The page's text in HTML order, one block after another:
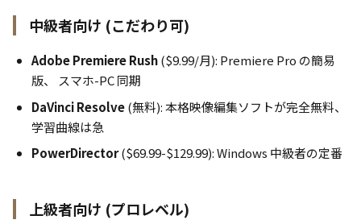
中級者向け (こだわり可)
Adobe Premiere Rush($9.99/月): Premiere Pro の簡易
版、 スマホ-PC 同期
DaVinci Resolve(無料): 本格映像編集ソフトが完全無料、
学習曲線は急
PowerDirector($69.99-$129.99): Windows 中級者の定番
上級者向け (プロレベル)